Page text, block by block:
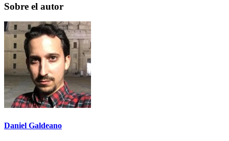
Sobre el autor
Daniel Galdeano